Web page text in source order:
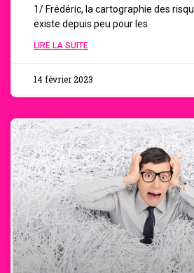
1/ Frédéric, la cartographie des
existe depuis peu pour les
LIRE LA SUITE
14 février 2023